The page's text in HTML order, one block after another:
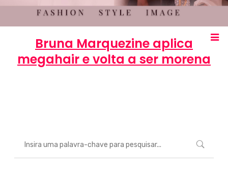
Bruna Marquezine aplica
megahair e volta a ser morena